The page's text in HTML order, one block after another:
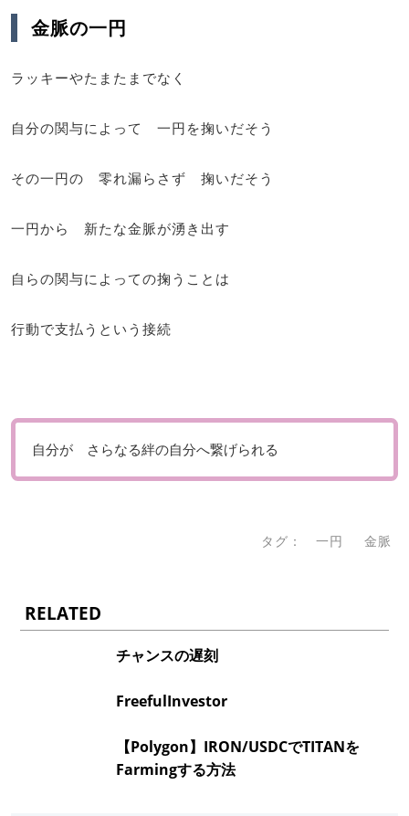
金脈の一円
ラッキーやたまたまでなく
自分の関与によって 一円を掬いだそう
その一円の 零れ漏らさず 掬いだそう
一円から 新たな金脈が湧き出す
自らの関与によっての掬うことは
行動で支払うという接続
自分が さらなる絆の自分へ繋げられる
タグ： 一円 金脈
RELATED
チャンスの遅刻
FreefulInvestor
【Polygon】IRON/USDCでTITANを
Farmingする方法